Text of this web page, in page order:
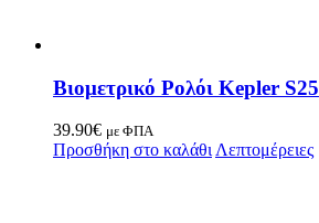
Βιομετρικό Ρολόι Kepler S25
39.90€ με ΦΠΑ
Προσθήκη στο καλάθιΛεπτομέρειες